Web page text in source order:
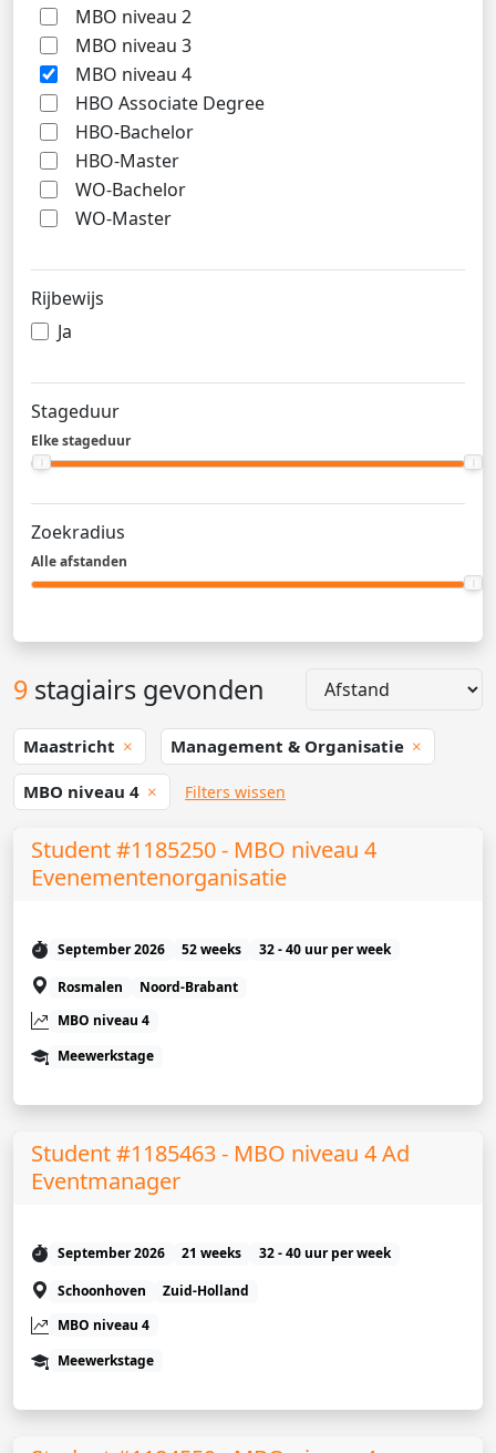
MBO niveau 2
MBO niveau 3
MBO niveau 4
HBO Associate Degree
HBO-Bachelor
HBO-Master
WO-Bachelor
WO-Master
Rijbewijs
Ja
Stageduur
Elke stageduur
Zoekradius
Alle afstanden
9 stagiairs gevonden
Maastricht Management & Organisatie
MBO niveau 4 Filters wissen
Student #1185250 - MBO niveau 4
Evenementenorganisatie
September 2026 52 weeks
32 - 40 uur per week
Rosmalen
Noord-Brabant
MBO niveau 4
Meewerkstage
Student #1185463 - MBO niveau 4 Ad
Eventmanager
September 2026 21 weeks
32 - 40 uur per week
Schoonhoven
Zuid-Holland
MBO niveau 4
Meewerkstage